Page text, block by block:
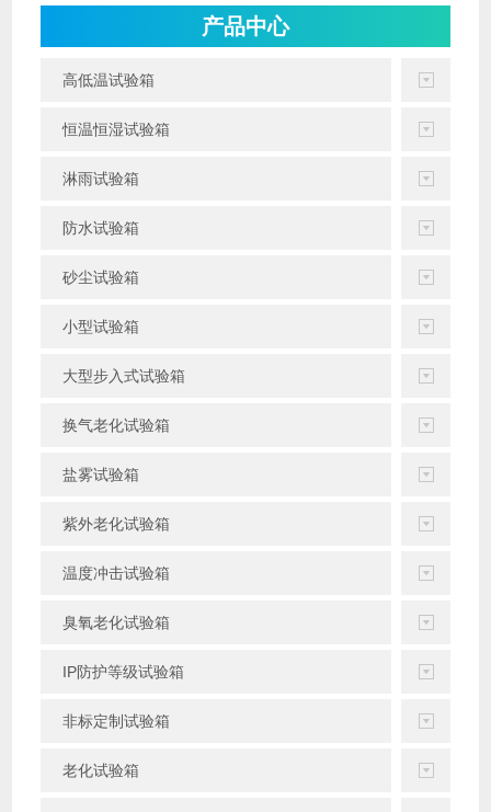
产品中心
高低温试验箱
恒温恒湿试验箱
淋雨试验箱
防水试验箱
砂尘试验箱
小型试验箱
大型步入式试验箱
换气老化试验箱
盐雾试验箱
紫外老化试验箱
温度冲击试验箱
臭氧老化试验箱
IP防护等级试验箱
非标定制试验箱
老化试验箱